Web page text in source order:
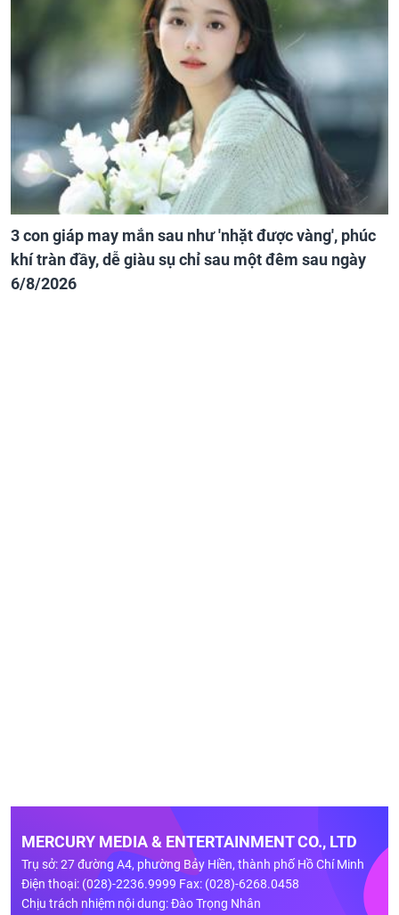
3 con giáp may mắn sau như 'nhặt được vàng', phúc
khí tràn đầy, dễ giàu sụ chỉ sau một đêm sau ngày
6/8/2026
MERCURY MEDIA & ENTERTAINMENT CO., LTD
Trụ sở: 27 đường A4, phường Bảy Hiền, thành phố Hồ Chí Minh
Điện thoại: (028)-2236.9999 Fax: (028)-6268.0458
Chịu trách nhiệm nội dung: Đào Trọng Nhân